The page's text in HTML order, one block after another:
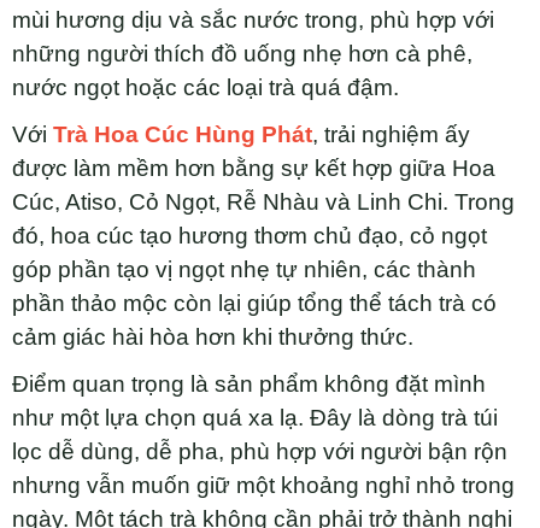
mùi hương dịu và sắc nước trong, phù hợp với
những người thích đồ uống nhẹ hơn cà phê,
nước ngọt hoặc các loại trà quá đậm.
Với Trà Hoa Cúc Hùng Phát, trải nghiệm ấy
được làm mềm hơn bằng sự kết hợp giữa Hoa
Cúc, Atiso, Cỏ Ngọt, Rễ Nhàu và Linh Chi. Trong
đó, hoa cúc tạo hương thơm chủ đạo, cỏ ngọt
góp phần tạo vị ngọt nhẹ tự nhiên, các thành
phần thảo mộc còn lại giúp tổng thể tách trà có
cảm giác hài hòa hơn khi thưởng thức.
Điểm quan trọng là sản phẩm không đặt mình
như một lựa chọn quá xa lạ. Đây là dòng trà túi
lọc dễ dùng, dễ pha, phù hợp với người bận rộn
nhưng vẫn muốn giữ một khoảng nghỉ nhỏ trong
ngày. Một tách trà không cần phải trở thành nghi